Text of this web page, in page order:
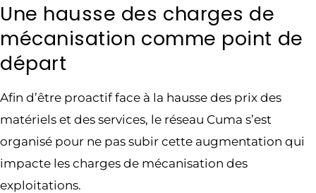
Une hausse des charges de
mécanisation comme point de
départ
Afin d’être proactif face à la hausse des prix des
matériels et des services, le réseau Cuma s’est
organisé pour ne pas subir cette augmentation qui
impacte les charges de mécanisation des
exploitations.